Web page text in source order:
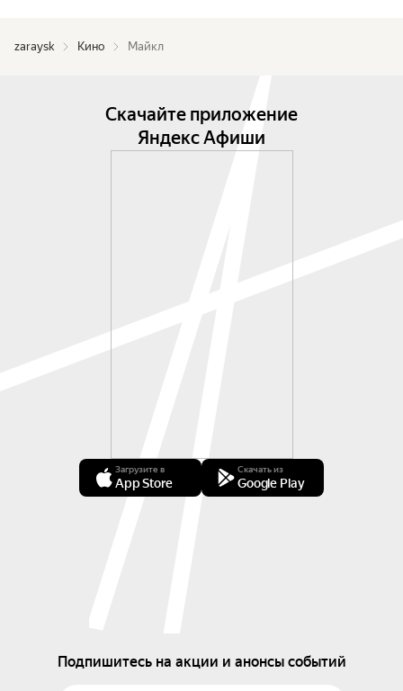
zaraysk Кино Майкл
Скачайте приложение
Яндекс Афиши
Загрузите в
App Store
Скачать из
Google Play
Подпишитесь на акции и анонсы событий